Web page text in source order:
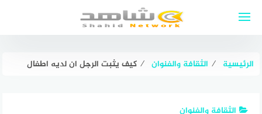
الرئيسية ⁄ الثقافة والفنوان ⁄ كيف يثبت الرجل ان لديه اطفال
الثقافة والفنوان